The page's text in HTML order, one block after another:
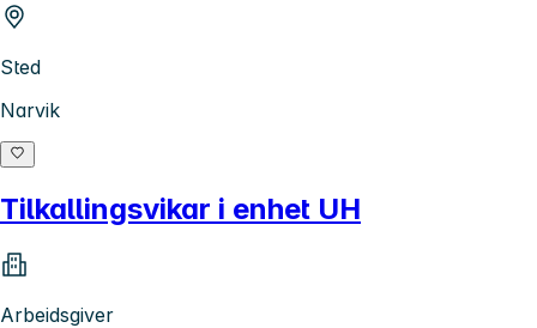
Sted
Narvik
Tilkallingsvikar i enhet UH
Arbeidsgiver